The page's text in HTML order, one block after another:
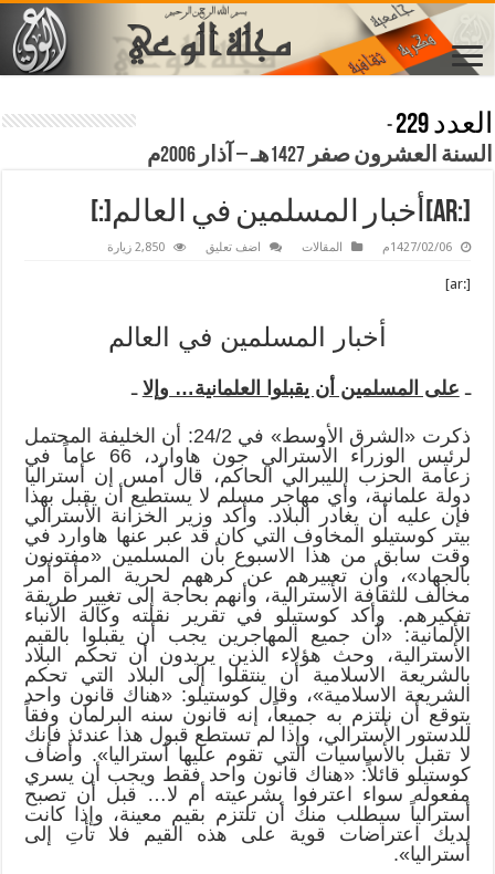
العدد 229
-
السنة العشرون صفر 1427هـ – آذار 2006م
[:ar]أخبار المسلمين في العالم[:]
1427/02/06م المقالات اضف تعليق 2,850 زيارة
[:ar]
أخبار المسلمين في العالم
ـ على المسلمين أن يقبلوا العلمانية… وإلا ـ
ذكرت «الشرق الأوسط» في 24/2: أن الخليفة المحتمل
لرئيس الوزراء الأسترالي جون هاوارد، 66 عاماً في
زعامة الحزب الليبرالي الحاكم، قال أمس إن أستراليا
دولة علمانية، وأي مهاجر مسلم لا يستطيع أن يقبل بهذا
فإن عليه أن يغادر البلاد. وأكد وزير الخزانة الأسترالي
بيتر كوستيلو المخاوف التي كان قد عبر عنها هاوارد في
وقت سابق من هذا الاسبوع بأن المسلمين «مفتونون
بالجهاد»، وأن تعبيرهم عن كرههم لحرية المرأة أمر
مخالف للثقافة الأسترالية، وأنهم بحاجة إلى تغيير طريقة
تفكيرهم. وأكد كوستيلو في تقرير نقلته وكالة الأنباء
الألمانية: «أن جميع المهاجرين يجب أن يقبلوا بالقيم
الأسترالية، وحث هؤلاء الذين يريدون أن تحكم البلاد
بالشريعة الاسلامية أن ينتقلوا إلى البلاد التي تحكم
الشريعة الاسلامية»، وقال كوستيلو: «هناك قانون واحد
يتوقع أن نلتزم به جميعاً، إنه قانون سنه البرلمان وفقاً
للدستور الأسترالي، وإذا لم تستطع قبول هذا عندئذ فإنك
لا تقبل بالأساسيات التي تقوم عليها أستراليا». وأضاف
كوستيلو قائلاً: «هناك قانون واحد فقط ويجب أن يسري
مفعوله سواء اعترفوا بشرعيته أم لا… قبل أن تصبح
أسترالياً سيطلب منك أن تلتزم بقيم معينة، وإذا كانت
لديك اعتراضات قوية على هذه القيم فلا تأتِ إلى
أستراليا».